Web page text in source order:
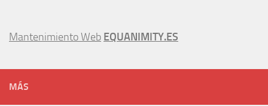
Mantenimiento Web EQUANIMITY.ES
MÁS